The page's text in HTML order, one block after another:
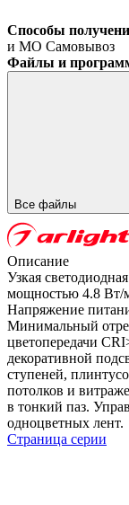
Способы
и МО Самовывоз
Файлы и
Все файлы
Описание
Узкая
мощностью 4.8 Вт/
Напряжение
Минимальный
цветопередачи
декоративной
ступеней,
потолков и
в тонкий паз.
одноцветных лент.
Страница серии